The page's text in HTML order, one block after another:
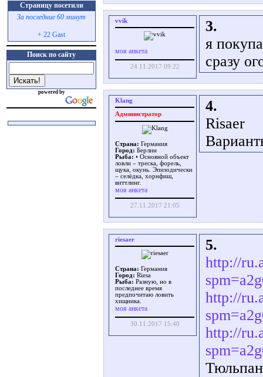
Страницу посетили
За последние 60 минут
+ 22 Gast
Поиск по сайту
powered by
vvik
моя анкета
24.11.2017 09:22
3.
я
сразу
Klang
Администратор
Страна: Германия
Город: Берлин
Рыба: • Основной объект
ловли – треска, форель,
щука, окунь. Эпизодически
– селёдка, хорнфиш,
виттлинг.
моя анкета
27.11.2017 21:05
4.
Risaer
riesaer
Страна: Германия
Город: Riesa
Рыба: Разную, но в
последнее время
предпочитаю ловить
хищника.
моя анкета
30.11.2017 15:40
5.
http://
http://
http://